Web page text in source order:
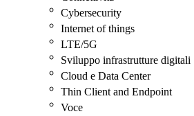
Cybersecurity
Internet of things
LTE/5G
Sviluppo infrastrutture digitali
Cloud e Data Center
Thin Client and Endpoint
Voce